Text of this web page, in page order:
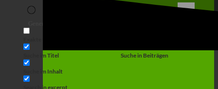
Suche
Suche im Titel
Suche im Inhalt
Search in excerpt
Suche in Beiträgen